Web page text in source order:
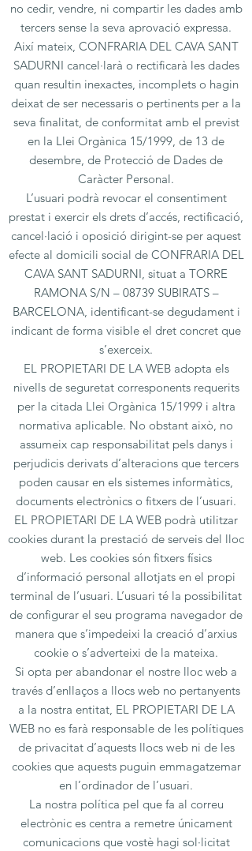
no cedir, vendre, ni compartir les dades amb
tercers sense la seva aprovació expressa.
Així mateix, CONFRARIA DEL CAVA SANT
SADURNI cancel·larà o rectificarà les dades
quan resultin inexactes, incomplets o hagin
deixat de ser necessaris o pertinents per a la
seva finalitat, de conformitat amb el previst
en la Llei Orgànica 15/1999, de 13 de
desembre, de Protecció de Dades de
Caràcter Personal.
L’usuari podrà revocar el consentiment
prestat i exercir els drets d’accés, rectificació,
cancel·lació i oposició dirigint-se per aquest
efecte al domicili social de CONFRARIA DEL
CAVA SANT SADURNI, situat a TORRE
RAMONA S/N – 08739 SUBIRATS –
BARCELONA, identificant-se degudament i
indicant de forma visible el dret concret que
s’exerceix.
EL PROPIETARI DE LA WEB adopta els
nivells de seguretat corresponents requerits
per la citada Llei Orgànica 15/1999 i altra
normativa aplicable. No obstant això, no
assumeix cap responsabilitat pels danys i
perjudicis derivats d’alteracions que tercers
poden causar en els sistemes informàtics,
documents electrònics o fitxers de l’usuari.
EL PROPIETARI DE LA WEB podrà utilitzar
cookies durant la prestació de serveis del lloc
web. Les cookies són fitxers físics
d’informació personal allotjats en el propi
terminal de l’usuari. L’usuari té la possibilitat
de configurar el seu programa navegador de
manera que s’impedeixi la creació d’arxius
cookie o s’adverteixi de la mateixa.
Si opta per abandonar el nostre lloc web a
través d’enllaços a llocs web no pertanyents
a la nostra entitat, EL PROPIETARI DE LA
WEB no es farà responsable de les polítiques
de privacitat d’aquests llocs web ni de les
cookies que aquests puguin emmagatzemar
en l’ordinador de l’usuari.
La nostra política pel que fa al correu
electrònic es centra a remetre únicament
comunicacions que vostè hagi sol·licitat